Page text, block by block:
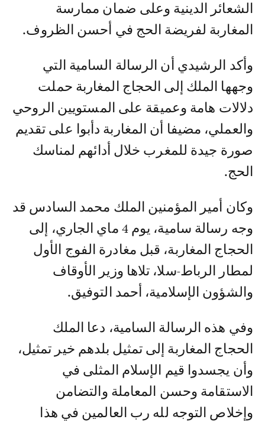
الشعائر الدينية وعلى ضمان ممارسة
المغاربة لفريضة الحج في أحسن الظروف.
وأكد الرشيدي أن الرسالة السامية التي
وجهها الملك إلى الحجاج المغاربة حملت
دلالات هامة وعميقة على المستويين الروحي
والعملي، مضيفا أن المغاربة دأبوا على تقديم
صورة جيدة للمغرب خلال أدائهم لمناسك
الحج.
وكان أمير المؤمنين الملك محمد السادس قد
وجه رسالة سامية، يوم 4 ماي الجاري، إلى
الحجاج المغاربة، قبل مغادرة الفوج الأول
لمطار الرباط-سلا، تلاها وزير الأوقاف
والشؤون الإسلامية، أحمد التوفيق.
وفي هذه الرسالة السامية، دعا الملك
الحجاج المغاربة إلى تمثيل بلدهم خير تمثيل،
وأن يجسدوا قيم الإسلام المثلى في
الاستقامة وحسن المعاملة والتضامن
وإخلاص التوجه لله رب العالمين في هذا